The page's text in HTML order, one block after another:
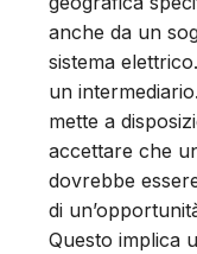
anche da un
sistema
un
mette a
accettare che
dovrebbe
di
Questo implica